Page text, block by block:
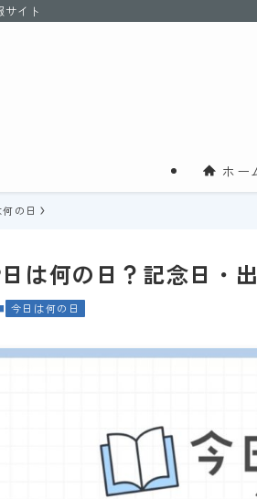
サイト
ホー
の日
は何の日？記念日・
今日は何の日